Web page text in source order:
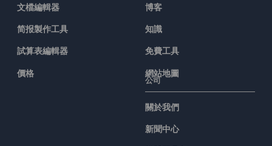
文檔編輯器
简报製作工具
試算表編輯器
價格
博客
知識
免費工具
網站地圖
公司
關於我們
新聞中心